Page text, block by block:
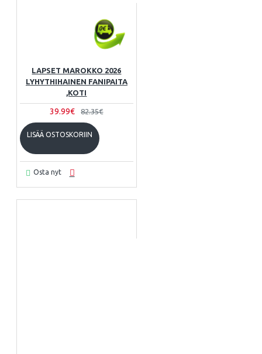
LAPSET MAROKKO 2026
LYHYTHIHAINEN FANIPAITA
,KOTI
39.99€ 82.35€
LISÄÄ OSTOSKORIIN
Osta nyt